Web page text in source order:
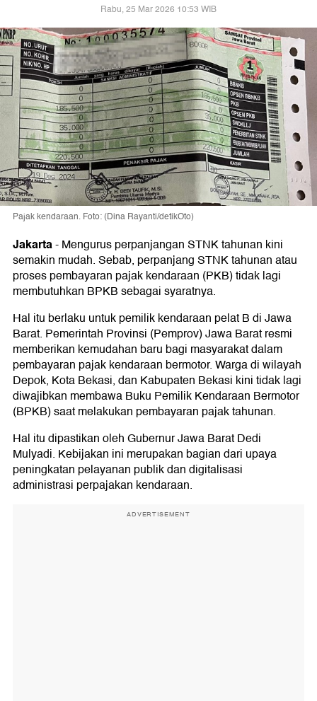
Rabu, 25 Mar 2026 10:53 WIB
Pajak kendaraan. Foto: (Dina Rayanti/detikOto)
Jakarta-Mengurus perpanjangan STNK tahunan kini
semakin mudah. Sebab, perpanjang STNK tahunan atau
proses pembayaran pajak kendaraan (PKB) tidak lagi
membutuhkan BPKB sebagai syaratnya.
Hal itu berlaku untuk pemilik kendaraan pelat B di Jawa
Barat. Pemerintah Provinsi (Pemprov) Jawa Barat resmi
memberikan kemudahan baru bagi masyarakat dalam
pembayaran pajak kendaraan bermotor. Warga di wilayah
Depok, Kota Bekasi, dan Kabupaten Bekasi kini tidak lagi
diwajibkan membawa Buku Pemilik Kendaraan Bermotor
(BPKB) saat melakukan pembayaran pajak tahunan.
Hal itu dipastikan oleh Gubernur Jawa Barat Dedi
Mulyadi. Kebijakan ini merupakan bagian dari upaya
peningkatan pelayanan publik dan digitalisasi
administrasi perpajakan kendaraan.
ADVERTISEMENT